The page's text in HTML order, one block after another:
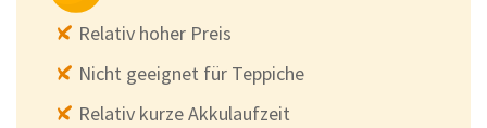
Relativ hoher Preis
Nicht geeignet für Teppiche
Relativ kurze Akkulaufzeit